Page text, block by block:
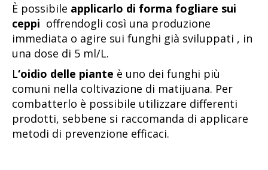
È possibile applicarlo di forma fogliare sui
ceppi offrendogli così una produzione
immediata o agire sui funghi già sviluppati , in
una dose di 5 ml/L.
L‘oidio delle piante è uno dei funghi più
comuni nella coltivazione di matijuana. Per
combatterlo è possibile utilizzare differenti
prodotti, sebbene si raccomanda di applicare
metodi di prevenzione efficaci.